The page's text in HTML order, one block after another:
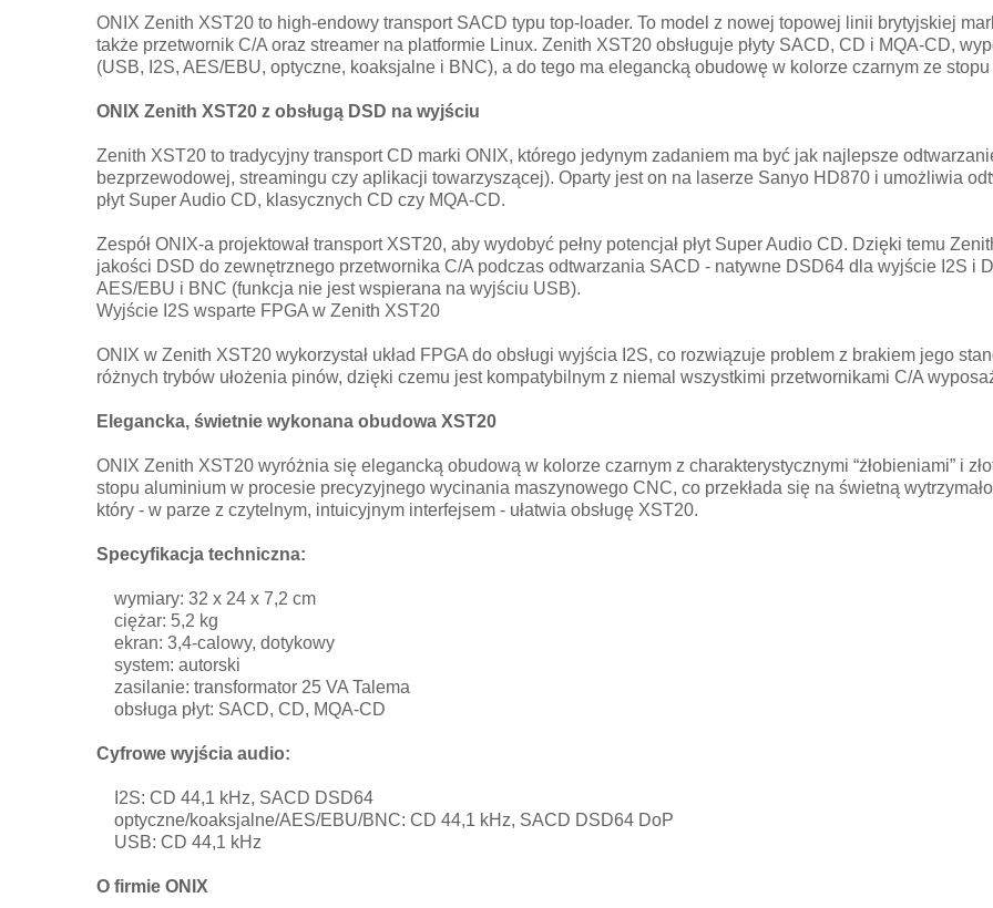
ONIX Zenith XST20 to high-endowy transport SACD typu top-loader. To model z nowej topowej linii brytyjskiej
także przetwornik C/A oraz streamer na platformie Linux. Zenith XST20 obsługuje płyty SACD, CD i MQA-CD,
(USB, I2S, AES/EBU, optyczne, koaksjalne i BNC), a do tego ma elegancką obudowę w kolorze czarnym ze
ONIX Zenith XST20 z obsługą DSD na wyjściu
Zenith XST20 to tradycyjny transport CD marki ONIX, którego jedynym zadaniem ma być jak najlepsze
bezprzewodowej, streamingu czy aplikacji towarzyszącej). Oparty jest on na laserze Sanyo HD870 i umożliwia
płyt Super Audio CD, klasycznych CD czy MQA-CD.
Zespół ONIX-a projektował transport XST20, aby wydobyć pełny potencjał płyt Super Audio CD. Dzięki temu
jakości DSD do zewnętrznego przetwornika C/A podczas odtwarzania SACD - natywne DSD64 dla wyjście I2S i
AES/EBU i BNC (funkcja nie jest wspierana na wyjściu USB).
Wyjście I2S wsparte FPGA w Zenith XST20
ONIX w Zenith XST20 wykorzystał układ FPGA do obsługi wyjścia I2S, co rozwiązuje problem z brakiem jego
różnych trybów ułożenia pinów, dzięki czemu jest kompatybilnym z niemal wszystkimi przetwornikami C/A
Elegancka, świetnie wykonana obudowa XST20
ONIX Zenith XST20 wyróżnia się elegancką obudową w kolorze czarnym z charakterystycznymi “żłobieniami” i
stopu aluminium w procesie precyzyjnego wycinania maszynowego CNC, co przekłada się na świetną
który - w parze z czytelnym, intuicyjnym interfejsem - ułatwia obsługę XST20.
Specyfikacja techniczna:
wymiary: 32 x 24 x 7,2 cm
ciężar: 5,2 kg
ekran: 3,4-calowy, dotykowy
system: autorski
zasilanie: transformator 25 VA Talema
obsługa płyt: SACD, CD, MQA-CD
Cyfrowe wyjścia audio:
I2S: CD 44,1 kHz, SACD DSD64
optyczne/koaksjalne/AES/EBU/BNC: CD 44,1 kHz, SACD DSD64 DoP
USB: CD 44,1 kHz
O firmie ONIX